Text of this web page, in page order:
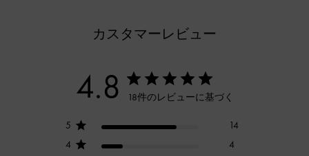
カスタマーレビュー
4.8 18件のレビューに基づく
5
14
4
4